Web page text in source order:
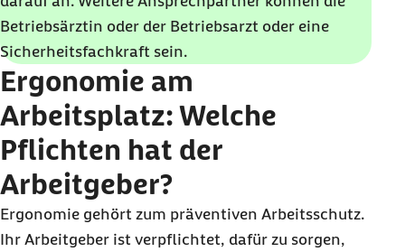
Betriebsärztin oder der Betriebsarzt oder eine
Sicherheitsfachkraft sein.
Ergonomie am
Arbeitsplatz: Welche
Pflichten hat der
Arbeitgeber?
Ergonomie gehört zum präventiven Arbeitsschutz.
Ihr Arbeitgeber ist verpflichtet, dafür zu sorgen,